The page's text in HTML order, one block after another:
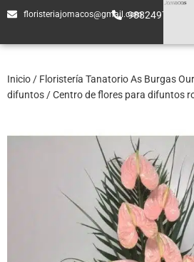
floristeriajomacos@gmail.com988249744
Inicio / Floristería Tanatorio As Burgas
difuntos / Centro de flores para difuntos